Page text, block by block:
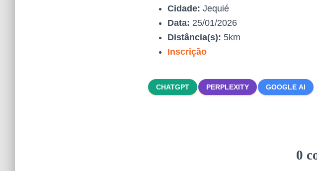
Cidade: Jequié
Data: 25/01/2026
Distância(s): 5km
Inscrição
CHATGPT PERPLEXITY GOOGLE AI
0